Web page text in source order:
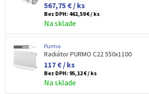
567,75 € / ks
Bez DPH: 461,59 € / ks
Na sklade
Purmo
Radiátor PURMO C22 550x1100
117 € / ks
Bez DPH: 95,12 € / ks
Na sklade